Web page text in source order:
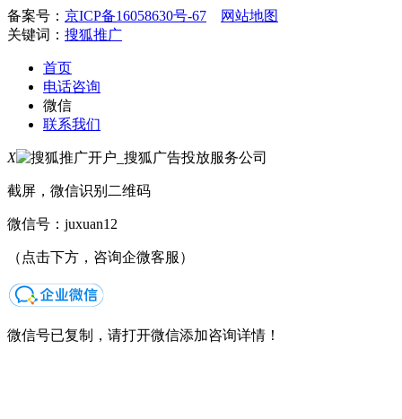
备案号： 京ICP备16058630号-67
网站地图
关键词： 搜狐推广
首页
电话咨询
微信
联系我们
X
截屏，微信识别二维码
微信号： juxuan12
（点击下方，咨询企微客服）
微信号已复制，请打开微信添加咨询详情！